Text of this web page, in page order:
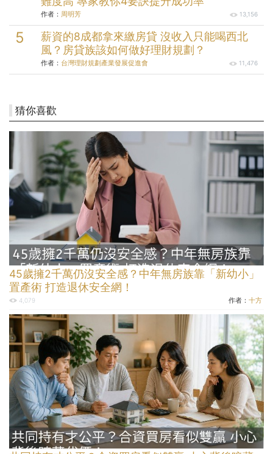
作者： 周明芳 13,156
薪資的8成都拿來繳房貸 沒收入只能喝西北
風？房貸族該如何做好理財規劃？
作者： 台灣理財規劃產業發展促進會 11,476
猜你喜歡
45歲擁2千萬仍沒安全感？中年無房族靠「新幼小」
置產術 打造退休安全網！
4,079 作者： 十方